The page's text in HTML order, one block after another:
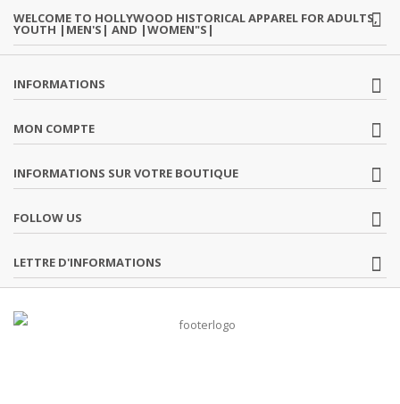
WELCOME TO HOLLYWOOD HISTORICAL APPAREL FOR ADULTS,
YOUTH |MEN'S| AND |WOMEN"S|
INFORMATIONS
MON COMPTE
INFORMATIONS SUR VOTRE BOUTIQUE
FOLLOW US
LETTRE D'INFORMATIONS